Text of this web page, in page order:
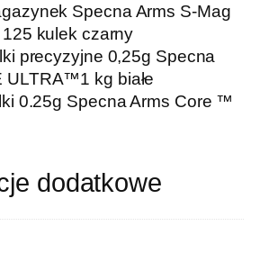
Specna Arms S-Mag
kulek czarny
precyzyjne 0,25g Specna
ULTRA™1 kg białe
0.25g Specna Arms Core ™
dodatkowe